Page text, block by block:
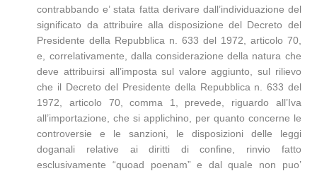
contrabbando e’ stata fatta derivare dall’individuazione del
significato da attribuire alla disposizione del Decreto del
Presidente della Repubblica n. 633 del 1972, articolo 70,
e, correlativamente, dalla considerazione della natura che
deve attribuirsi all’imposta sul valore aggiunto, sul rilievo
che il Decreto del Presidente della Repubblica n. 633 del
1972, articolo 70, comma 1, prevede, riguardo all’Iva
all’importazione, che si applichino, per quanto concerne le
controversie e le sanzioni, le disposizioni delle leggi
doganali relative ai diritti di confine, rinvio fatto
esclusivamente “quoad poenam” e dal quale non puo’